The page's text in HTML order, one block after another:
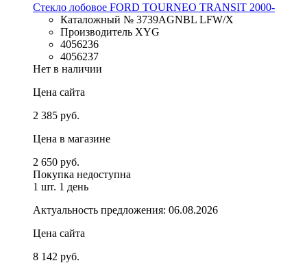
Стекло лобовое FORD TOURNEO TRANSIT 2000-
Каталожный № 3739AGNBL LFW/X
Производитель XYG
4056236
4056237
Нет в наличии
Цена сайта
2 385 руб.
Цена в магазине
2 650 руб.
Покупка недоступна
1 шт. 1 день
Актуальность предложения: 06.08.2026
Цена сайта
8 142 руб.